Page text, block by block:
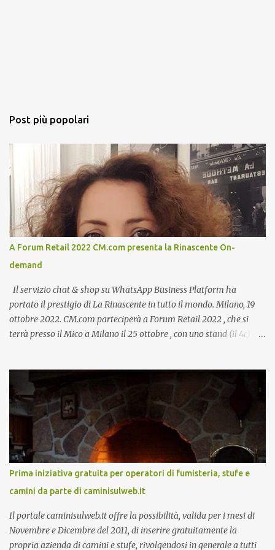
Post più popolari
A Forum Retail 2022 CM.com presenta la Rinascente On-
demand
Il servizio chat & shop su WhatsApp Business Platform ha
portato il prestigio di La Rinascente in tutto il mondo. Milano, 19
ottobre 2022. CM.com parteciperà a Forum Retail 2022 , che si
terrà presso il Mico a Milano il 25 ottobre , con uno stand (il 4c) e
tramite WhatsApp Business ”. Il primo appuntamento è per le ore
14:30 con Cristina Parigi, Country Manager di CM.com Italia, che
terrà una presentazione dal titolo:” Il presente e futuro del
Customer care omnicanale: come incontrare le aspettative dei
clienti ”. I punti che verranno affrontati sono il Customer care, lo
stato dell’arte e i punti di miglioramento, quali i molteplici canali di
comunicazione e quali utilizzare in ottica di miglioramento, le
previsioni da oggi al 2030 su come rispondere alle aspettative del
c...
Prima iniziativa gratuita per operatori di fumisteria, stufe e
camini da parte di caminisulweb.it
Il portale caminisulweb.it offre la possibilità, valida per i mesi di
Novembre e Dicembre del 2011, di inserire gratuitamente la
propria azienda di camini e stufe, rivolgendosi in generale a tutti